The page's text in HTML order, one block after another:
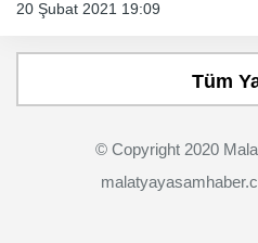
20 Şubat 2021 19:09
Tüm
© Copyright 2020